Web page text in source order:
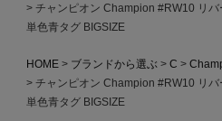
チャンピオン Champion #RW10 リ
単色青タグ BIGSIZE
HOME ブランドから選ぶ C
チャンピオン Champion #RW10 リ
単色青タグ BIGSIZE